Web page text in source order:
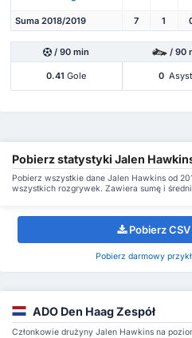
Suma 2018/2019 7 1
/ 90 min / 90
0.41 Gole 0
Pobierz statystyki Jalen
Pobierz wszystkie dane Jalen Hawkins od
wszystkich rozgrywek. Zawiera sumę i
Pobierz
Pobierz darmowy
ADO Den Haag Zespół
Członkowie drużyny Jalen Hawkins na